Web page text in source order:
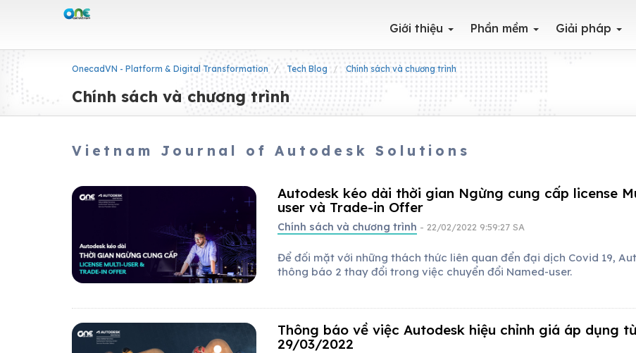
Giới thiệu Phần mềm Giải pháp
OnecadVN - Platform & Digital Transformation Tech Blog Chính sách và chương trình
Chính sách và chương trình
Vietnam Journal of Autodesk Solutions
Autodesk kéo dài thời gian Ngừng cung cấp license
user và Trade-in Offer
Chính sách và chương trình - 22/02/2022 9:59:27 SA
Để đối mặt với những thách thức liên quan đển đại dịch Covid 19,
thông báo 2 thay đổi trong việc chuyển đổi Named-user.
Thông báo về việc Autodesk hiệu chỉnh giá áp dụng
29/03/2022